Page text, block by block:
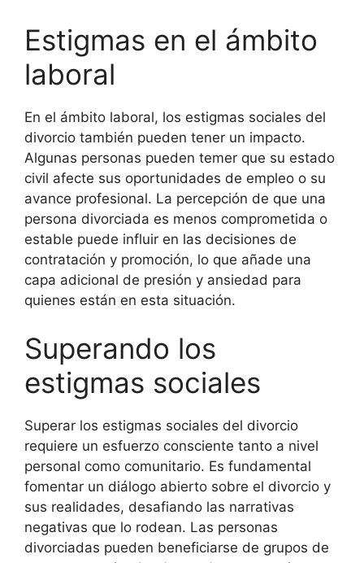
Estigmas en el ámbito
laboral
En el ámbito laboral, los estigmas sociales del
divorcio también pueden tener un impacto.
Algunas personas pueden temer que su estado
civil afecte sus oportunidades de empleo o su
avance profesional. La percepción de que una
persona divorciada es menos comprometida o
estable puede influir en las decisiones de
contratación y promoción, lo que añade una
capa adicional de presión y ansiedad para
quienes están en esta situación.
Superando los
estigmas sociales
Superar los estigmas sociales del divorcio
requiere un esfuerzo consciente tanto a nivel
personal como comunitario. Es fundamental
fomentar un diálogo abierto sobre el divorcio y
sus realidades, desafiando las narrativas
negativas que lo rodean. Las personas
divorciadas pueden beneficiarse de grupos de